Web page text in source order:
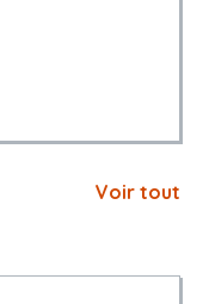
Voir tout